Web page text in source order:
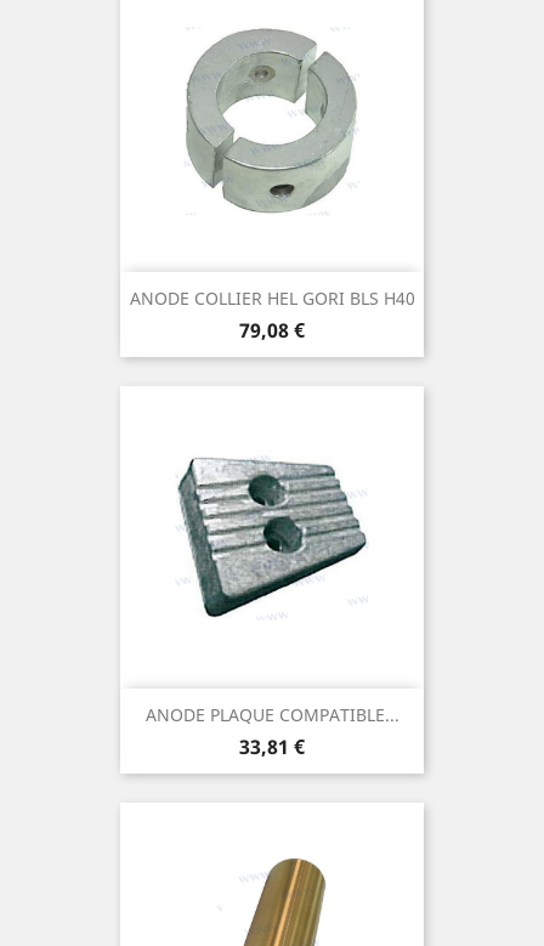
ANODE COLLIER HEL GORI BLS H40
Prix
79,08 €
ANODE PLAQUE COMPATIBLE...
Prix
33,81 €